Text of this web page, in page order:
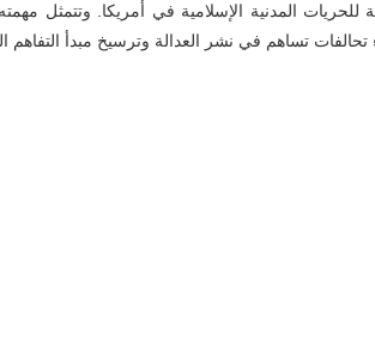
المدنية الإسلامية في أمريكا. وتتمثل
تساهم في نشر العدالة وترسيخ مبدأ التفاهم